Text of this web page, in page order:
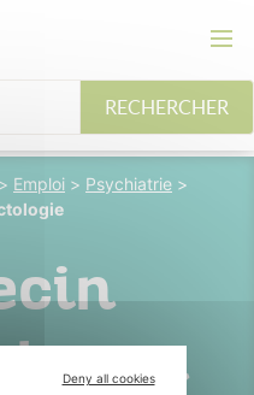
RECHERCHER
> Emploi > Psychiatrie >
en
Deny all cookies